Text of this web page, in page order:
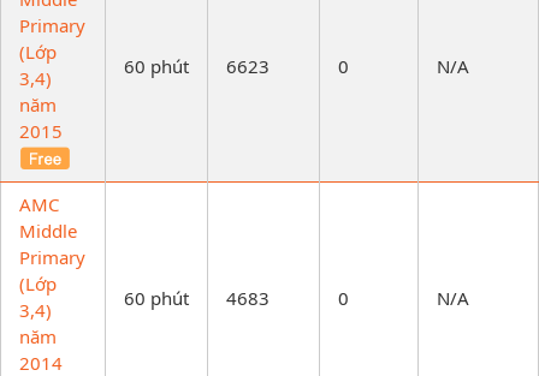
Primary
(Lớp
3,4)
năm
2015
60 phút 6623 0 N/A
AMC
Middle
Primary
(Lớp
3,4)
năm
2014
60 phút 4683 0 N/A